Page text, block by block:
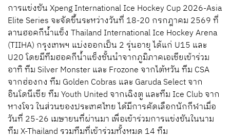
การแข่งขัน Xpeng International Ice Hockey Cup 2026-Asia
Elite Series จะจัดขึ้นระหว่างวันที่ 18-20 กรกฎาคม 2569 ที่
ลานฮอคกีน้ำแข็ง Thailand International Ice Hockey Arena
(TIIHA) กรุงเทพฯ แบ่งออกเป็น 2 รุ่นอายุ ได้แก่ U15 และ
U20 โดยมีทีมฮอคกีน้ำแข็งชั้นนำจากภูมิภาคเอเชียเข้าร่วม
อาทิ ทีม Silver Monster และ Frozone จากไต้หวัน ทีม CSA
จากฮ่องกง ทีม Golden Cobras และ Garuda Select จาก
อินโดนีเซีย ทีม Youth United จากเฉิงตู และทีม Ice Club จาก
หางโจว ในส่วนของประเทศไทย ได้มีการคัดเลือกนักกีฬาเมื่อ
วันที่ 25-26 เมษายนที่ผ่านมา เพื่อเข้าร่วมการแข่งขันในนาม
ทีม X-Thailand รวมทีมที่เข้าร่วมทั้งหมด 14 ทีม